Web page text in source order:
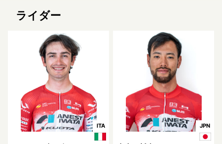
ライダー
ITA JPN